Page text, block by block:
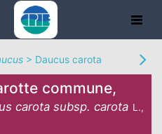
> Daucus carota
commune,
carota subsp. carota L.,